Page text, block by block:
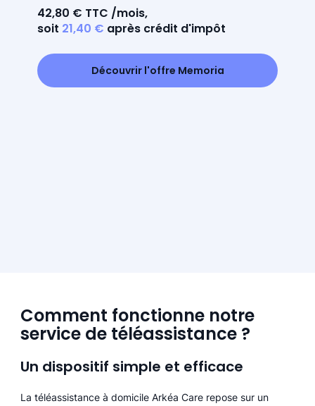
42,80 € TTC /mois,
soit 21,40 € après crédit d'impôt
Découvrir l'offre Memoria
Comment fonctionne notre
service de téléassistance ?
Un dispositif simple et efficace
La téléassistance à domicile Arkéa Care repose sur un